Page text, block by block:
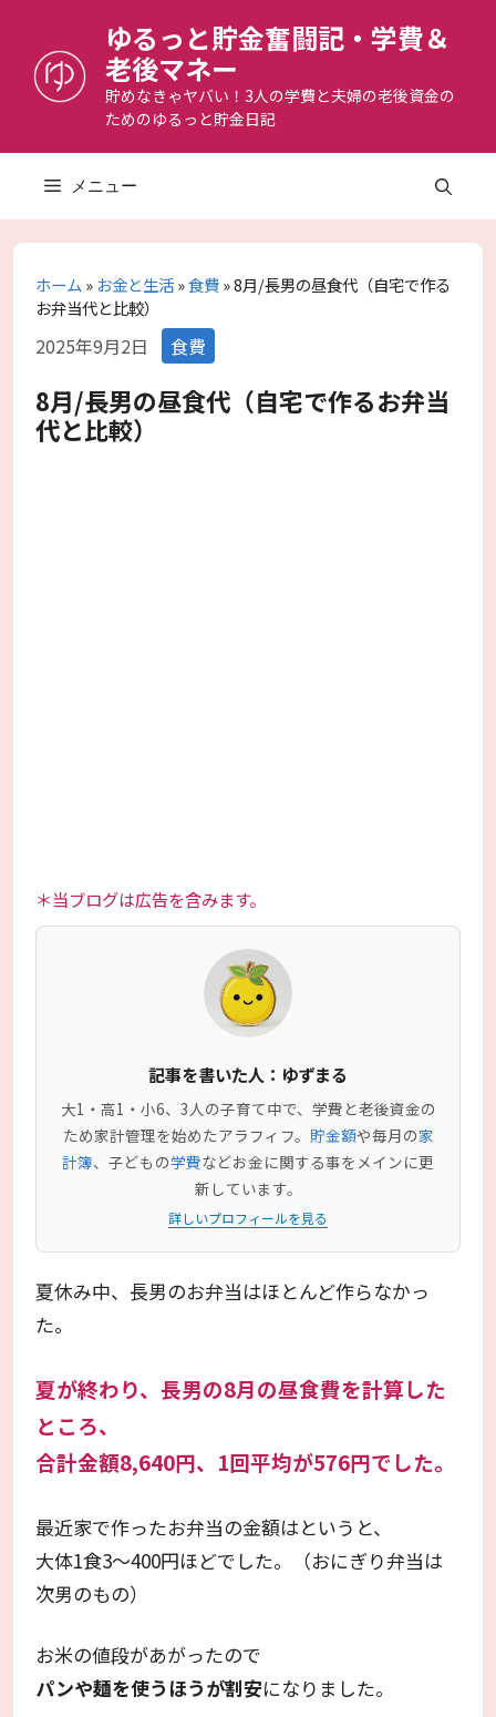
へ
ゆるっと貯金奮闘記・学費＆
老後マネー
貯めなきゃヤバい！3人の学費と夫婦の老後資金の
ためのゆるっと貯金日記
メニュー
ホーム» お金と生活»食費»8月/長男の昼食代（自宅で作る
お弁当代と比較）
2025年9月2日 カ
テ
ゴ
リ
食費
8月/長男の昼食代（自宅で作るお弁当
代と比較）
＊当ブログは広告を含みます。
記事を書いた人：ゆずまる
大1・高1・小6、3人の子育て中で、学費と老後資金の
ため家計管理を始めたアラフィフ。 貯金額や毎月の家
計簿、子どもの学費などお金に関する事をメインに更
新しています。
詳しいプロフィールを見る
夏休み中、長男のお弁当はほとんど作らなかっ
た。
夏が終わり、長男の8月の昼食費を計算した
ところ、
合計金額8,640円、1回平均が576円でした。
最近家で作ったお弁当の金額はというと、
大体1食3～400円ほどでした。（おにぎり弁当は
次男のもの）
お米の値段があがったので
パンや麺を使うほうが割安になりました。